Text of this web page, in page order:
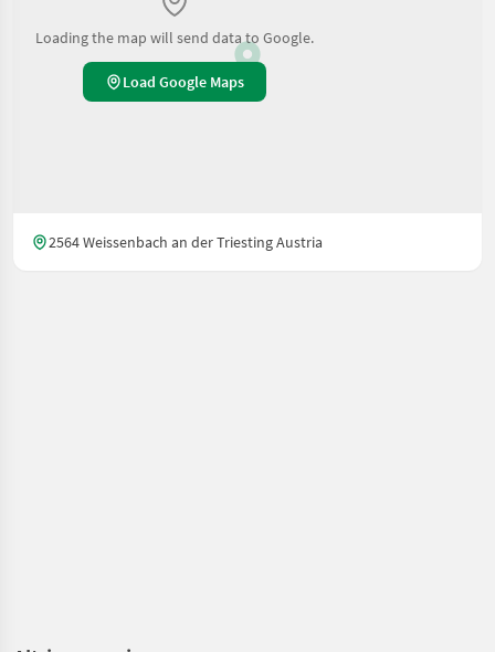
Loading the map will send data to Google.
Load Google Maps
2564 Weissenbach an der Triesting Austria